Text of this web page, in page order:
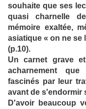
souhaite que ses
quasi charnelle
mémoire exaltée,
asiatique « on ne se
(p.10).
Un carnet grave
acharnement
fascinés par leur
avant de s'endormir
D'avoir beaucoup